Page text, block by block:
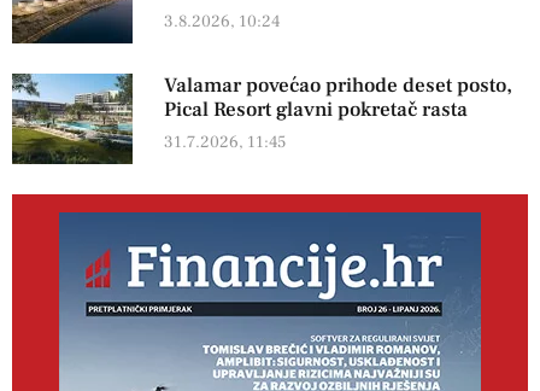
3.8.2026, 10:24
Valamar povećao prihode deset posto,
Pical Resort glavni pokretač rasta
31.7.2026, 11:45